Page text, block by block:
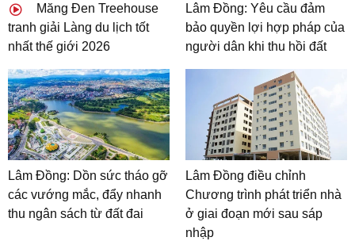
Măng Đen Treehouse
tranh giải Làng du lịch tốt
nhất thế giới 2026
Lâm Đồng: Yêu cầu đảm
bảo quyền lợi hợp pháp của
người dân khi thu hồi đất
Lâm Đồng: Dồn sức tháo gỡ
các vướng mắc, đẩy nhanh
thu ngân sách từ đất đai
Lâm Đồng điều chỉnh
Chương trình phát triển nhà
ở giai đoạn mới sau sáp
nhập